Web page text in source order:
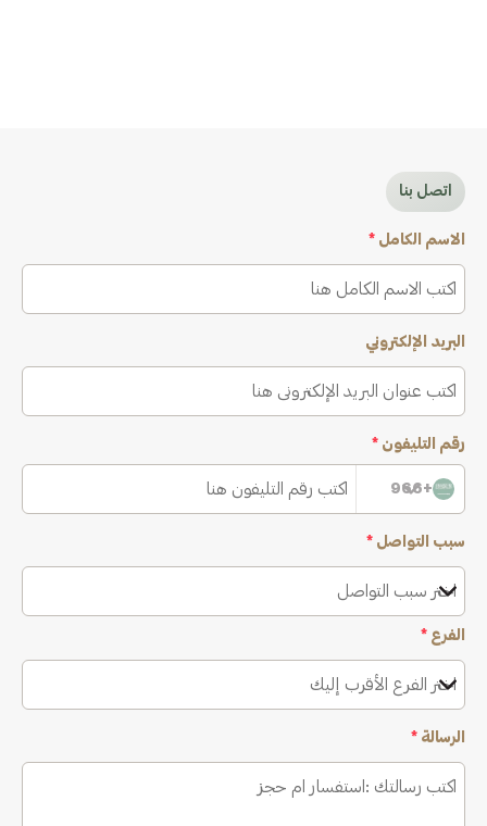
اتصل بنا
الاسم الكامل *
البريد الإلكتروني
رقم التليفون *
+966
سبب التواصل *
اختر سبب التواصل
الفرع *
اختر الفرع الأقرب إليك
الرسالة *